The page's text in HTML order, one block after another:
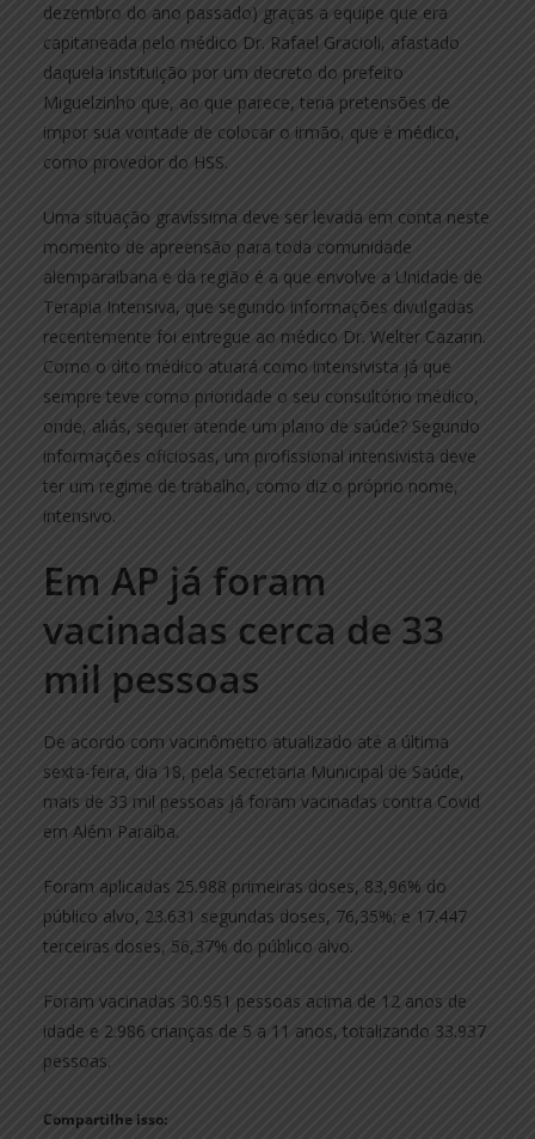
dezembro do ano passado) graças a equipe que era
capitaneada pelo médico Dr. Rafael Gracioli, afastado
daquela instituição por um decreto do prefeito
Miguelzinho que, ao que parece, teria pretensões de
impor sua vontade de colocar o irmão, que é médico,
como provedor do HSS.
Uma situação gravíssima deve ser levada em conta neste
momento de apreensão para toda comunidade
alemparaibana e da região é a que envolve a Unidade de
Terapia Intensiva, que segundo informações divulgadas
recentemente foi entregue ao médico Dr. Welter Cazarin.
Como o dito médico atuará como intensivista já que
sempre teve como prioridade o seu consultório médico,
onde, aliás, sequer atende um plano de saúde? Segundo
informações oficiosas, um profissional intensivista deve
ter um regime de trabalho, como diz o próprio nome,
intensivo.
Em AP já foram
vacinadas cerca de 33
mil pessoas
De acordo com vacinômetro atualizado até a última
sexta-feira, dia 18, pela Secretaria Municipal de Saúde,
mais de 33 mil pessoas já foram vacinadas contra Covid
em Além Paraíba.
Foram aplicadas 25.988 primeiras doses, 83,96% do
público alvo, 23.631 segundas doses, 76,35%; e 17.447
terceiras doses, 56,37% do público alvo.
Foram vacinadas 30.951 pessoas acima de 12 anos de
idade e 2.986 crianças de 5 a 11 anos, totalizando 33.937
pessoas.
Compartilhe isso: